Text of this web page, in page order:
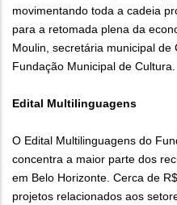
movimentando toda a cadeia
para a retomada plena da
Moulin, secretária municipal
Fundação Municipal de Cultura.
Edital Multilinguagens
O Edital Multilinguagens do
concentra a maior parte dos
em Belo Horizonte. Cerca de
projetos relacionados aos